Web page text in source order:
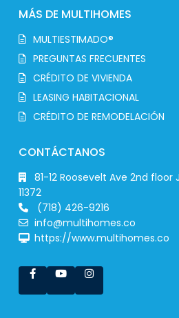
MÁS DE MULTIHOMES
MULTIESTIMADO®
PREGUNTAS FRECUENTES
CRÉDITO DE VIVIENDA
LEASING HABITACIONAL
CRÉDITO DE REMODELACIÓN
CONTÁCTANOS
81-12 Roosevelt Ave 2nd floor
11372
(718) 426-9216
info@multihomes.co
https://www.multihomes.co